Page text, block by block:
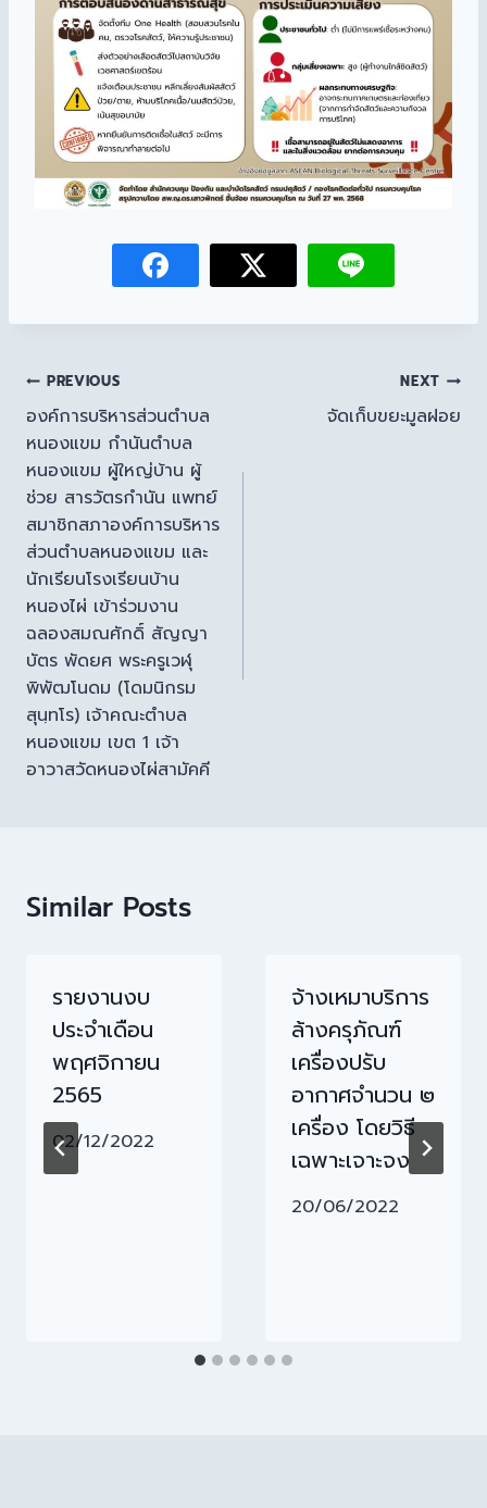
PREVIOUS
องค์การบริหารส่วนตำบล
หนองแขม กำนันตำบล
หนองแขม ผู้ใหญ่บ้าน ผู้
ช่วย สารวัตรกำนัน แพทย์
สมาชิกสภาองค์การบริหาร
ส่วนตำบลหนองแขม และ
นักเรียนโรงเรียนบ้าน
หนองไผ่ เข้าร่วมงาน
ฉลองสมณศักดิ์ สัญญา
บัตร พัดยศ พระครูเวฬุ
พิพัฒโนดม (โดมนิกรม
สุนฺทโร) เจ้าคณะตำบล
หนองแขม เขต 1 เจ้า
อาวาสวัดหนองไผ่สามัคคี
NEXT
จัดเก็บขยะมูลฝอย
Similar Posts
รายงานงบ
ประจำเดือน
พฤศจิกายน
2565
02/12/2022
จ้างเหมาบริการ
ล้างครุภัณฑ์
เครื่องปรับ
อากาศจำนวน ๒
เครื่อง โดยวิธี
เฉพาะเจาะจง
20/06/2022